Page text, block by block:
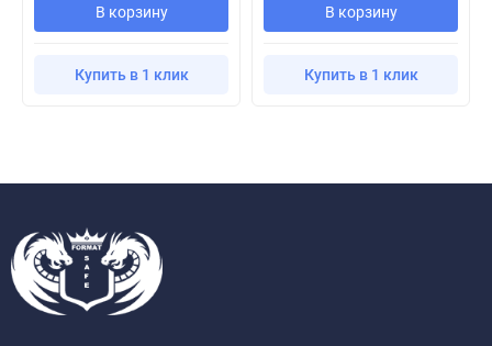
В корзину
Купить в 1 клик
В корзину
Купить в 1 клик